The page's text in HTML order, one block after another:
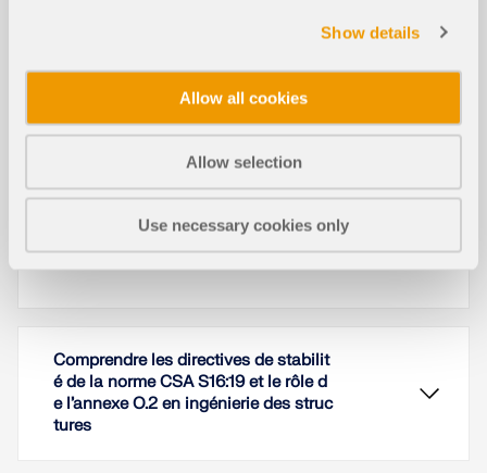
Show details
Allow all cookies
Allow selection
Use necessary cookies only
rigidité en flexion des câbles sur leurs efforts
internes. Cet article donne également des conseils
Comprendre les directives de stabilit
é de la norme CSA S16:19 et le rôle d
e l’annexe O.2 en ingénierie des struc
tures